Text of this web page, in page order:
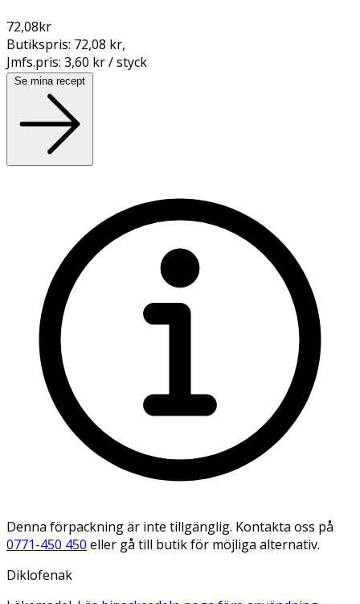
72,08kr
Butikspris: 72,08 kr,
Jmfs.pris: 3,60 kr / styck
Se mina recept
Denna förpackning är inte tillgänglig. Kontakta oss på
0771-450 450 eller gå till butik för möjliga alternativ.
Diklofenak